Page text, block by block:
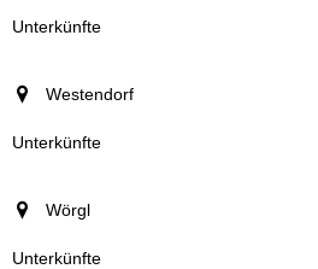
Westendorf
Wörgl